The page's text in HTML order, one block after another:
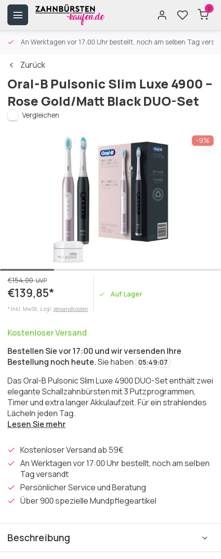
0
An Werktagen vor 17:00 Uhr bestellt, noch am selben Tag
Zurück
Oral-B Pulsonic Slim Luxe 4900 –
Rose Gold/Matt Black DUO-Set
Vergleichen
-9%
€154,00UVP
€139,85*
* Inkl. MwSt. zzgl. Versandkosten
Auf Lager
Kostenloser Versand
Bestellen Sie vor 17:00 und wir versenden Ihre
Bestellung noch heute.Sie haben 05:49:07
Das Oral-B Pulsonic Slim Luxe 4900 DUO-Set enthält zwei
elegante Schallzahnbürsten mit 3 Putzprogrammen,
Timer und extra langer Akkulaufzeit. Für ein strahlendes
Lächeln jeden Tag.
Lesen Sie mehr
Kostenloser Versand ab 59€
An Werktagen vor 17:00 Uhr bestellt, noch am selben
Tag versandt
Persönlicher Service und Beratung
Über 900 spezielle Mundpflegeartikel
Beschreibung